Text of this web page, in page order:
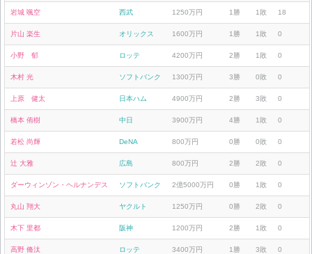
岩城 颯空 西武 1250万円 1勝 1敗 18
片山 楽生 オリックス 1600万円 1勝 1敗 0
小野 郁 ロッテ 4200万円 2勝 1敗 0
木村 光 ソフトバンク 1300万円 3勝 0敗 0
上原 健太 日本ハム 4900万円 2勝 3敗 0
橋本 侑樹 中日 3900万円 4勝 1敗 0
若松 尚輝 DeNA 800万円 0勝 0敗 0
辻 大雅 広島 800万円 2勝 2敗 0
ダーウィンゾン・ヘルナンデス ソフトバンク 2億5000万円 0勝 1敗 0
丸山 翔大 ヤクルト 1250万円 0勝 2敗 0
木下 里都 阪神 1200万円 2勝 1敗 0
高野 脩汰 ロッテ 3400万円 1勝 3敗 0